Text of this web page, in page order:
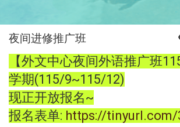
夜间进修推广班
【外文中心夜间外语推广班
学期(115/9~115/12)
现正开放报名~
报名表单: https://tinyurl.com/